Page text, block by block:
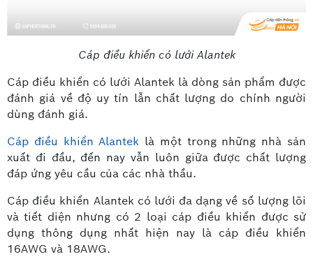
Cáp điều khiển có lưới Alantek
Cáp điều khiển có lưới Alantek là dòng sản phẩm được
đánh giá về độ uy tín lẫn chất lượng do chính người
dùng đánh giá.
Cáp điều khiển Alantek là một trong những nhà sản
xuất đi đầu, đến nay vẫn luôn giữa được chất lượng
đáp ứng yêu cầu của các nhà thầu.
Cáp điều khiển Alantek có lưới đa dạng về số lượng lõi
và tiết diện nhưng có 2 loại cáp điều khiển được sử
dụng thông dụng nhất hiện nay là cáp điều khiển
16AWG và 18AWG.